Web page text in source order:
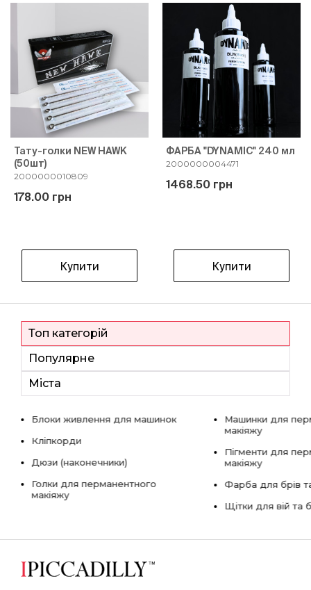
Тату-голки NEW HAWK
(50шт)
2000000010809
178.00 грн
Купити
ФАРБА "DYNAMIC" 240 мл
2000000004471
1468.50 грн
Купити
Топ категорій
Популярне
Міста
Блоки живлення для машинок
Кліпкорди
Дюзи (наконечники)
Голки для перманентного
макіяжу
Машинки для
макіяжу
Пігменти для
макіяжу
Фарба для брів
Щітки для вій та